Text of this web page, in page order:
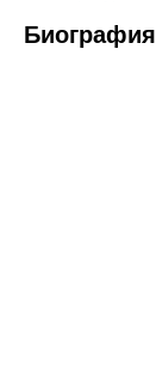
Биография